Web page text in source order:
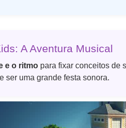
A Aventura Musical
e o ritmo para fixar conceitos de
ser uma grande festa sonora.